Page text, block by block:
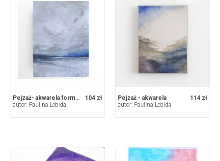
104 zł
Pejzaż- akwarela formatu 24/18 cm
autor: Paulina Lebida
114 zł
Pejzaż - akwarela
autor: Paulina Lebida